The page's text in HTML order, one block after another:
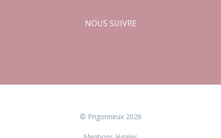
NOUS SUIVRE
© Prigonrieux 2026